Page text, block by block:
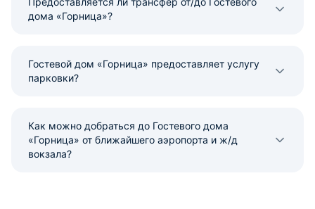
дома «Горница»?
Гостевой дом «Горница» предоставляет услугу
парковки?
Как можно добраться до Гостевого дома
«Горница» от ближайшего аэропорта и ж/д
вокзала?